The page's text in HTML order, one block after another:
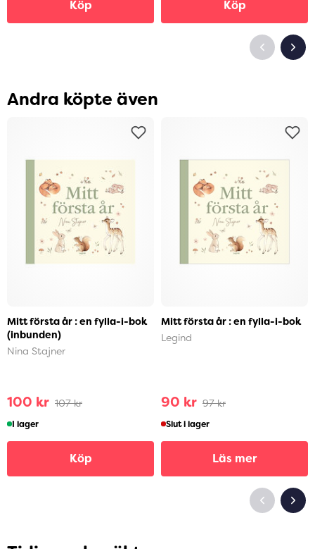
Köp Köp
Andra köpte även
Mitt första år : en fylla-i-bok
(inbunden)
Nina Stajner
100 kr 107 kr
I lager
Köp
Mitt första år : en fylla-i-bok
Legind
90 kr 97 kr
Slut i lager
Läs mer